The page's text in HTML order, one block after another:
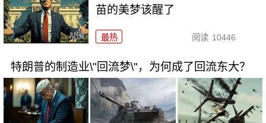
苗的美梦该醒了
最热 阅读 10446
特朗普的制造业\"回流梦\"，为何成了回流东大？